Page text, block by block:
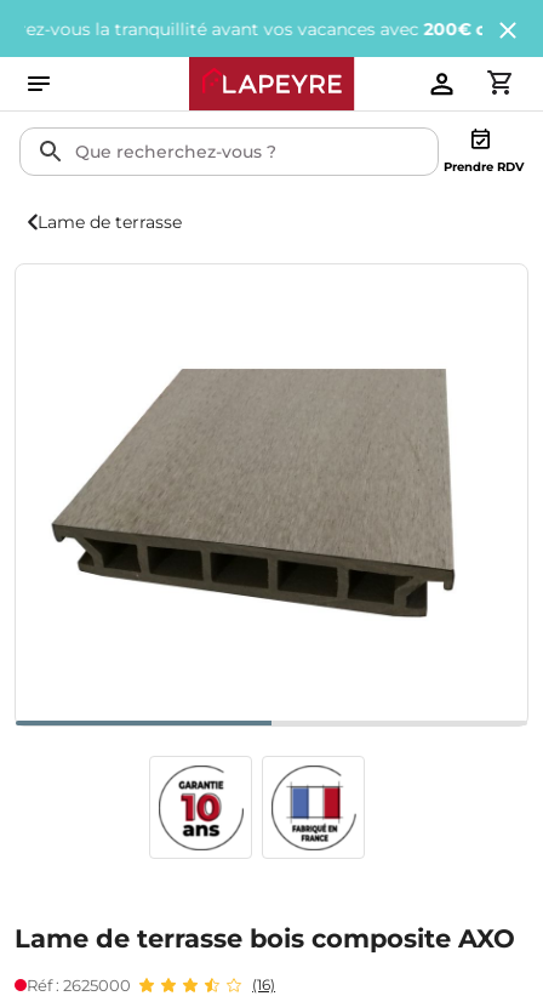
la tranquillité avant vos vacances avec200€ offertstous
Prendre RDV
Lame de terrasse
Lame de terrasse bois composite AXO
Réf : 2625000 (16)